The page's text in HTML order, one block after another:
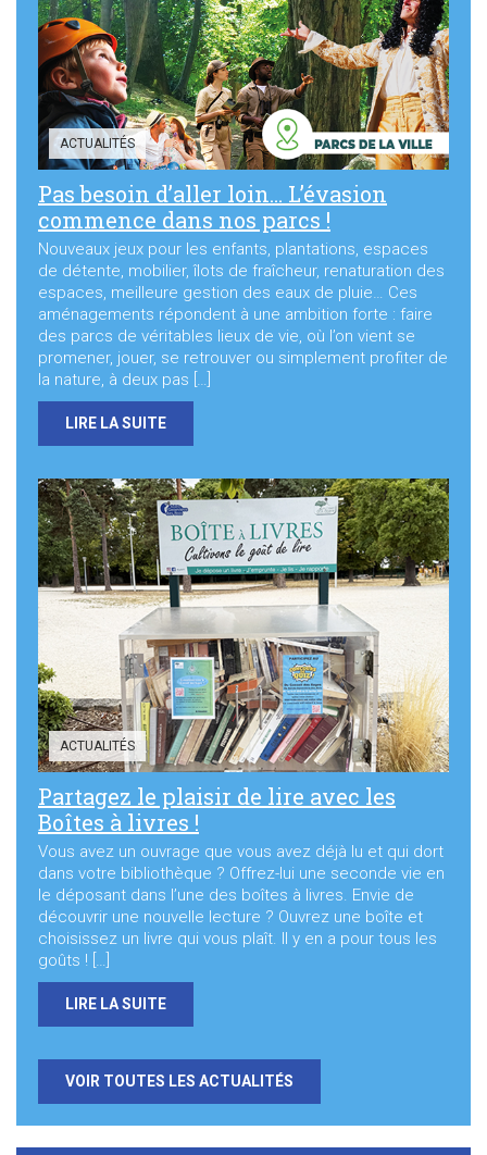
Sortir à Ste Gen’
ACTUALITÉS
Pas besoin d’aller loin… L’évasion
commence dans nos parcs !
Nouveaux jeux pour les enfants, plantations, espaces
de détente, mobilier, îlots de fraîcheur, renaturation des
espaces, meilleure gestion des eaux de pluie… Ces
aménagements répondent à une ambition forte : faire
des parcs de véritables lieux de vie, où l’on vient se
promener, jouer, se retrouver ou simplement profiter de
la nature, à deux pas […]
LIRE LA SUITE
ACTUALITÉS
Partagez le plaisir de lire avec les
Boîtes à livres !
Vous avez un ouvrage que vous avez déjà lu et qui dort
dans votre bibliothèque ? Offrez-lui une seconde vie en
le déposant dans l’une des boîtes à livres. Envie de
découvrir une nouvelle lecture ? Ouvrez une boîte et
choisissez un livre qui vous plaît. Il y en a pour tous les
goûts ! […]
LIRE LA SUITE
VOIR TOUTES LES ACTUALITÉS